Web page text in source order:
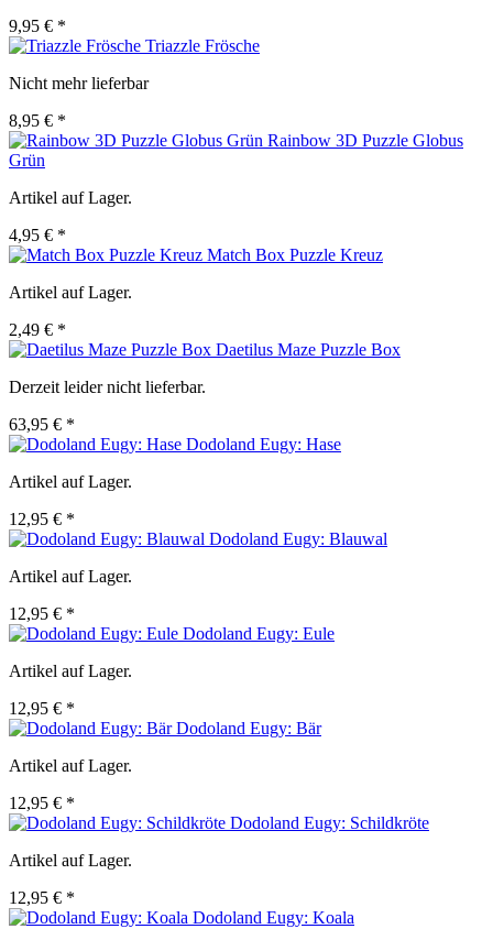
9,95 € *
Triazzle Frösche
Nicht mehr lieferbar
8,95 € *
Rainbow 3D Puzzle Globus
Grün
Artikel auf Lager.
4,95 € *
Match Box Puzzle Kreuz
Artikel auf Lager.
2,49 € *
Daetilus Maze Puzzle Box
Derzeit leider nicht lieferbar.
63,95 € *
Dodoland Eugy: Hase
Artikel auf Lager.
12,95 € *
Dodoland Eugy: Blauwal
Artikel auf Lager.
12,95 € *
Dodoland Eugy: Eule
Artikel auf Lager.
12,95 € *
Dodoland Eugy: Bär
Artikel auf Lager.
12,95 € *
Dodoland Eugy: Schildkröte
Artikel auf Lager.
12,95 € *
Dodoland Eugy: Koala